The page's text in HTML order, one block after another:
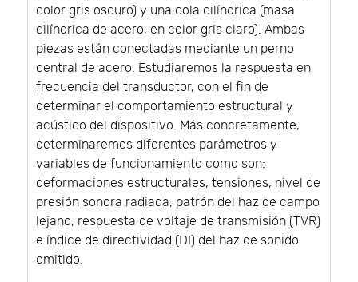
color gris oscuro) y una cola cilíndrica (masa
cilíndrica de acero, en color gris claro). Ambas
piezas están conectadas mediante un perno
central de acero. Estudiaremos la respuesta en
frecuencia del transductor, con el fin de
determinar el comportamiento estructural y
acústico del dispositivo. Más concretamente,
determinaremos diferentes parámetros y
variables de funcionamiento como son:
deformaciones estructurales, tensiones, nivel de
presión sonora radiada, patrón del haz de campo
lejano, respuesta de voltaje de transmisión (TVR)
e índice de directividad (DI) del haz de sonido
emitido.